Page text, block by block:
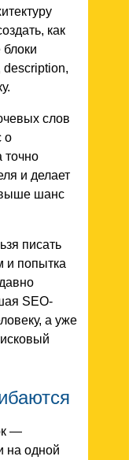
как
блоки
description,
слов
о
точно
и делает
выше шанс
писать
и попытка
SEO-
а уже
—
на одной